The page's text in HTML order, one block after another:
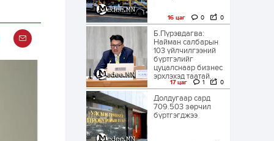
16 цаг 0 0
Б.Пүрэвдагва:
Найман салбарын
103 үйлчилгээний
бүртгэлийг
цуцалснаар бизнес
эрхлэхэд таатай...
17 цаг 1 0
Долдугаар сард
709.503 зөрчил
бүртгэгджээ